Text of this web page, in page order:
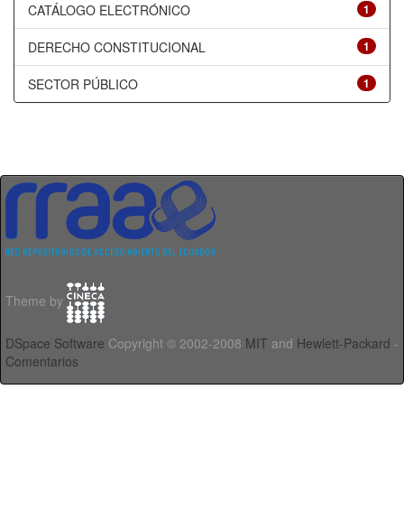
1
CATÁLOGO ELECTRÓNICO
1
DERECHO CONSTITUCIONAL
1
SECTOR PÚBLICO
Theme by
DSpace Software Copyright © 2002-2008 MIT and Hewlett-Packard -
Comentarios